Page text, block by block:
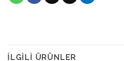
İLGILI ÜRÜNLER